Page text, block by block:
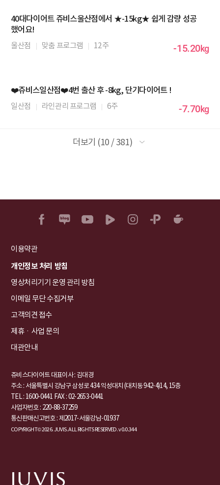
40대다이어트 쥬비스울산점에서 ★-15kg★ 쉽게 감량 성공
했어요!
울산점 맞춤 프로그램 12주 -15.20kg
❤️쥬비스일산점❤️4번 출산 후 -8kg, 단기다이어트 !
일산점 라인관리 프로그램 6주 -7.70kg
더보기 (10 / 381)
이용약관
개인정보 처리 방침
영상처리기기 운영 관리 방침
이메일 무단 수집거부
고객의견 접수
제휴ㆍ사업 문의
대관안내
쥬비스다이어트 대표이사 : 김대경
주소 : 서울특별시 강남구 삼성로 434 익성대치 (대치동 942-4)14, 15층
TEL : 1600-0441 FAX : 02-2653-0441
사업자번호 : 220-88-37259
통신판매신고번호 : 제2017-서울강남-01937
COPYRIGHT© 2026. JUVIS. ALL RIGHTS RESERVED. v0.0.344